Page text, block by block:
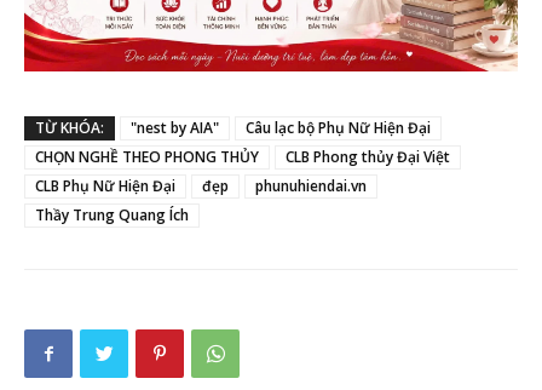
TỪ KHÓA: "nest by AIA"
Câu lạc bộ Phụ Nữ Hiện Đại
CHỌN NGHỀ THEO PHONG THỦY
CLB Phong thủy Đại Việt
CLB Phụ Nữ Hiện Đại
đẹp
phunuhiendai.vn
Thầy Trung Quang Ích